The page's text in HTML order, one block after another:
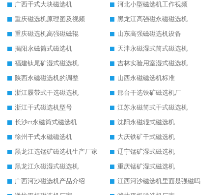
广西干式大块磁选机
河北小型磁选机工作视频
重庆磁选机原理图及视频
黑龙江高强磁永磁磁选机
重庆磁选机高强磁磁辊
山东高强磁磁选机设备
揭阳永磁筒式磁选机
天津永磁湿式筒式磁选机
福建钛尾矿湿式磁选机
吉林实验用室湿式磁选机
陕西永磁磁选机的调整
山西永磁磁选机标准
浙江履带式干选磁选机
邢台干选铁矿磁选机厂
浙江干式磁选机型号
江苏永磁筒式干式磁选机
长沙ct永磁筒式磁选机
沈阳永磁辊式磁选机
徐州干式永磁磁选机
大庆铁矿干式磁选机
黑龙江选锰矿磁选机生产厂家
辽宁锰矿湿式磁选机
黑龙江永磁湿式磁选机
重庆锰矿湿式磁选机
广西河沙磁选机产品介绍
江西河沙磁选机里面是强磁吗